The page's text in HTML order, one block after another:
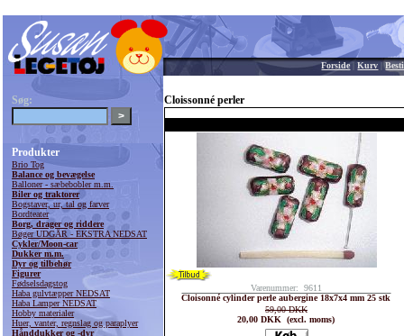
Forside|Kurv |
Søg:
Produkter
Brio Tog
Balance og bevægelse
Balloner - sæbebobler m.m.
Biler og traktorer
Bogstaver, ur, tal og farver
Bordteater
Borg, drager og riddere
Bøger UDGÅR - EKSTRA NEDSAT
Cykler/Moon-car
Dukker m.m.
Dyr og tilbehør
Figurer
Fødselsdagstog
Haba gulvtæpper NEDSAT
Haba Lamper NEDSAT
Hobby materialer
Huer, vanter, regnslag og paraplyer
Hånddukker og -dyr
Cloissonné perler
Varenummer: 9611
Cloisonné cylinder perle aubergine 18x7x4 mm 25 stk
59,00 DKK
20,00 DKK (excl. moms)